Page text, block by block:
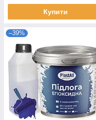
Купити
–39%